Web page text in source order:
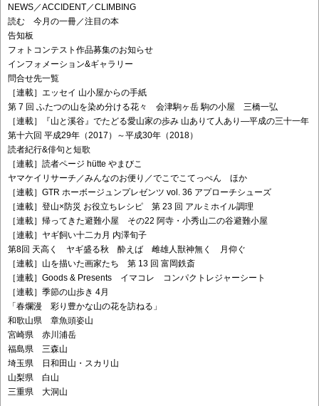
NEWS／ACCIDENT／CLIMBING
読む 今月の一冊／注目の本
告知板
フォトコンテスト作品募集のお知らせ
インフォメーション&ギャラリー
問合せ先一覧
［連載］エッセイ 山小屋からの手紙
第 7 回 ふたつの山を染め分ける花々 会津駒ヶ岳 駒の小屋 三橋一弘
［連載］『山と溪谷』でたどる愛山家の歩み 山ありて人あり―平成の三十一年
第十六回 平成29年（2017）～平成30年（2018）
読者紀行&俳句と短歌
［連載］読者ページ hütte やまびこ
ヤマケイリサーチ／みんなのお便り／でこでこてっぺん ほか
［連載］GTR ホーボージュンプレゼンツ vol. 36 アプローチシューズ
［連載］登山×防災 お役立ちレシピ 第 23 回 アルミホイル調理
［連載］帰ってきた避難小屋 その22 阿寺・小秀山二の谷避難小屋
［連載］ヤギ飼い十二カ月 内澤旬子
第8回 天高く ヤギ盛る秋 酔えば 雌雄人獣神無く 月仰ぐ
［連載］山を描いた画家たち 第 13 回 富岡鉄斎
［連載］Goods & Presents イマコレ コンパクトレジャーシート
［連載］季節の山歩き 4月
「春爛漫 彩り豊かな山の花を訪ねる」
和歌山県 章魚頭姿山
宮崎県 赤川浦岳
福島県 三森山
埼玉県 日和田山・スカリ山
山梨県 白山
三重県 大洞山